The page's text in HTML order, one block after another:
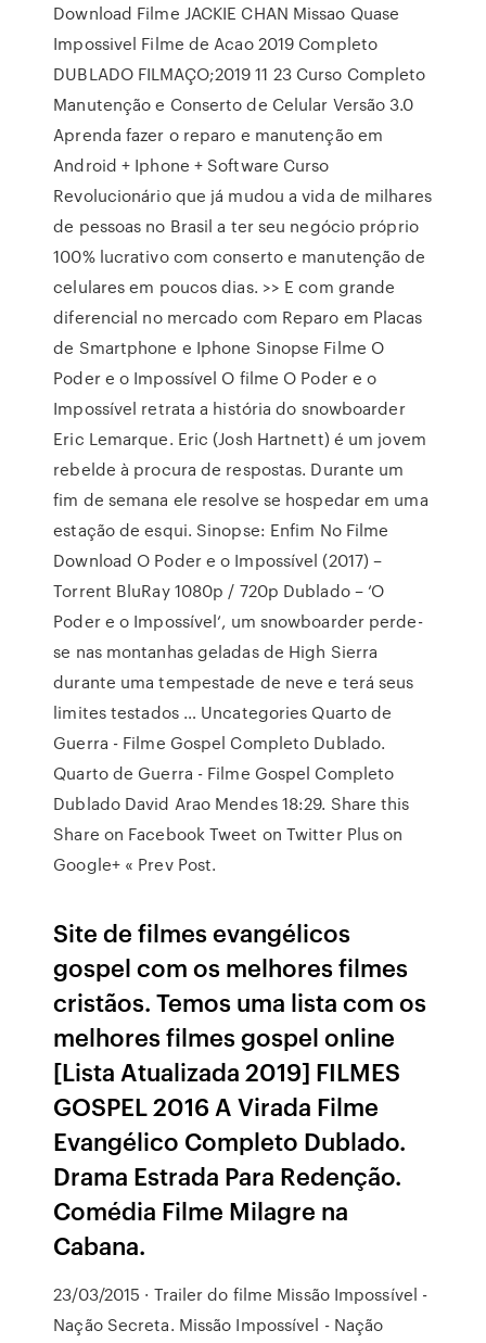
Download Filme JACKIE CHAN Missao Quase
Impossivel Filme de Acao 2019 Completo
DUBLADO FILMAÇO;2019 11 23 Curso Completo
Manutenção e Conserto de Celular Versão 3.0
Aprenda fazer o reparo e manutenção em
Android + Iphone + Software Curso
Revolucionário que já mudou a vida de milhares
de pessoas no Brasil a ter seu negócio próprio
100% lucrativo com conserto e manutenção de
celulares em poucos dias. >> E com grande
diferencial no mercado com Reparo em Placas
de Smartphone e Iphone Sinopse Filme O
Poder e o Impossível O filme O Poder e o
Impossível retrata a história do snowboarder
Eric Lemarque. Eric (Josh Hartnett) é um jovem
rebelde à procura de respostas. Durante um
fim de semana ele resolve se hospedar em uma
estação de esqui. Sinopse: Enfim No Filme
Download O Poder e o Impossível (2017) –
Torrent BluRay 1080p / 720p Dublado – ‘O
Poder e o Impossível‘, um snowboarder perde-
se nas montanhas geladas de High Sierra
durante uma tempestade de neve e terá seus
limites testados … Uncategories Quarto de
Guerra - Filme Gospel Completo Dublado.
Quarto de Guerra - Filme Gospel Completo
Dublado David Arao Mendes 18:29. Share this
Share on Facebook Tweet on Twitter Plus on
Google+ « Prev Post.
Site de filmes evangélicos
gospel com os melhores filmes
cristãos. Temos uma lista com os
melhores filmes gospel online
[Lista Atualizada 2019] FILMES
GOSPEL 2016 A Virada Filme
Evangélico Completo Dublado.
Drama Estrada Para Redenção.
Comédia Filme Milagre na
Cabana.
23/03/2015 · Trailer do filme Missão Impossível -
Nação Secreta. Missão Impossível - Nação